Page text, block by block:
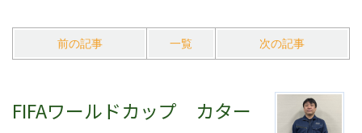
前の記事 一覧 次の記事
FIFAワールドカップ カター